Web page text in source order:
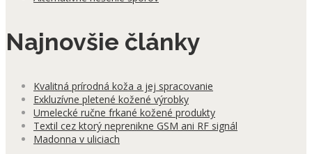
Najnovšie články
Kvalitná prírodná koža a jej spracovanie
Exkluzívne pletené kožené výrobky
Umelecké ručne frkané kožené produkty
Textil cez ktorý neprenikne GSM ani RF signál
Madonna v uliciach